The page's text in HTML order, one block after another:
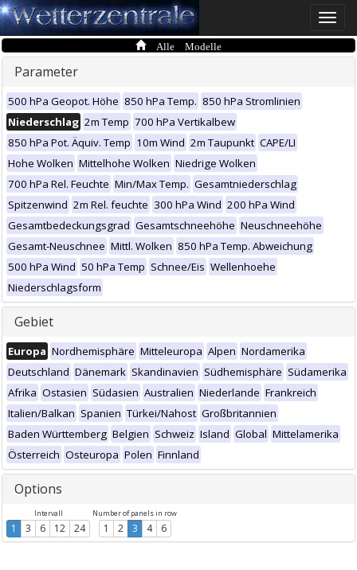
Toggle
Alle Modelle
Parameter
500 hPa Geopot. Höhe 850 hPa Temp. 850 hPa Stromlinien
Niederschlag 2m Temp 700 hPa Vertikalbew
850 hPa Pot. Äquiv. Temp 10m Wind 2m Taupunkt CAPE/LI
Hohe Wolken Mittelhohe Wolken Niedrige Wolken
700 hPa Rel. Feuchte Min/Max Temp. Gesamtniederschlag
Spitzenwind 2m Rel. feuchte 300 hPa Wind 200 hPa Wind
Gesamtbedeckungsgrad Gesamtschneehöhe Neuschneehöhe
Gesamt-Neuschnee Mittl. Wolken 850 hPa Temp. Abweichung
500 hPa Wind 50 hPa Temp Schnee/Eis Wellenhoehe
Niederschlagsform
Gebiet
Europa Nordhemisphäre Mitteleuropa Alpen Nordamerika
Deutschland Dänemark Skandinavien Südhemisphäre Südamerika
Afrika Ostasien Südasien Australien Niederlande Frankreich
Italien/Balkan Spanien Türkei/Nahost Großbritannien
Baden Württemberg Belgien Schweiz Island Global Mittelamerika
Österreich Osteuropa Polen Finnland
Options
Intervall
1 3 6 12 24
Number of panels in row
1 2 3 4 6